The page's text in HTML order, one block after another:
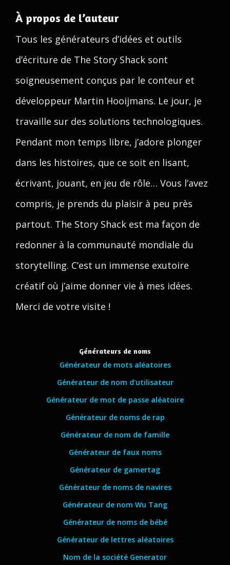
À propos de l’auteur
Tous les générateurs d’idées et outils
d’écriture de The Story Shack sont
soigneusement conçus par le conteur et
développeur Martin Hooijmans. Le jour, je
travaille sur des solutions technologiques.
Pendant mon temps libre, j’adore plonger
dans les histoires, que ce soit en lisant,
écrivant, jouant, en jeu de rôle… Vous l’avez
compris, je prends du plaisir à peu près
partout. The Story Shack est ma façon de
redonner à la communauté mondiale du
storytelling. C’est un immense exutoire
créatif où j’aime donner vie à mes idées.
Merci de votre visite !
Générateurs de noms
Générateur de mots aléatoires
Générateur de nom d'utilisateur
Générateur de mot de passe aléatoire
Générateur de noms de rap
Générateur de nom de famille
Générateur de faux noms
Générateur de gamertag
Générateur de noms de navires
Générateur de nom Wu Tang
Générateur de noms de bébé
Générateur de lettres aléatoires
Nom de la société Generator